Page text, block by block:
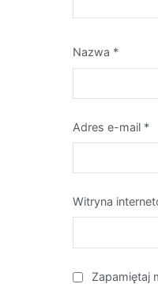
Nazwa *
Adres e-mail *
Witryna
Zapamiętaj